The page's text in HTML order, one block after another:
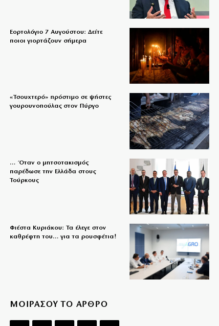
Εορτολόγιο 7 Αυγούστου: Δείτε
ποιοι γιορτάζουν σήμερα
«Τσουχτερό» πρόστιμο σε ψήστες
γουρουνοπούλας στον Πύργο
… Όταν ο μητσοτακισμός
παρέδωσε την Ελλάδα στους
Τούρκους
Φιέστα Κυριάκου: Τα έλεγε στον
καθρέφτη του… για τα ρουσφέτια!
ΜΟΙΡΑΣΟΥ ΤΟ ΑΡΘΡΟ